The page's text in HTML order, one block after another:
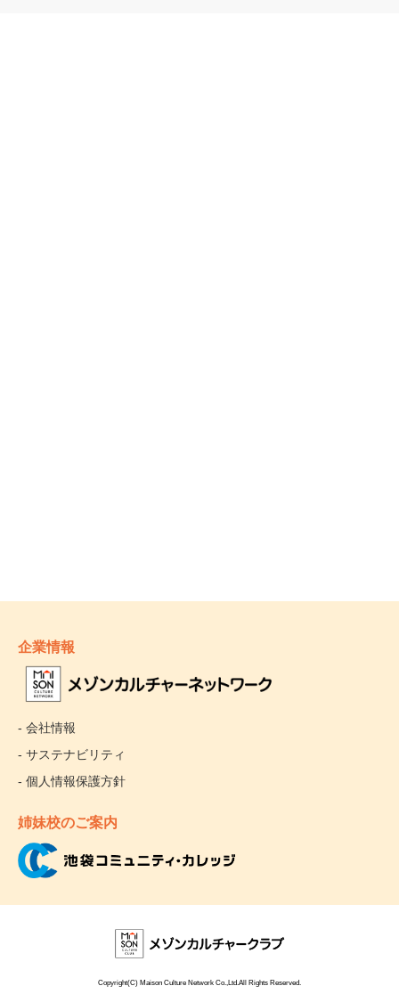
企業情報
- 会社情報
- サステナビリティ
- 個人情報保護方針
姉妹校のご案内
Copyright(C) Maison Culture Network Co.,Ltd.All Rights Reserved.